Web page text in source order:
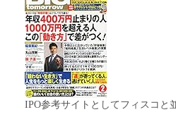
IPO参考サイトとしてフィスコと